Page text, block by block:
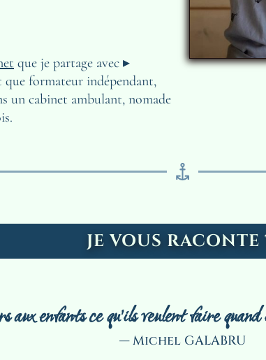
que formateur indépendant,
un cabinet ambulant, nomade
JE VOUS RACONTE
enfants ce qu'ils veulent faire
— Michel GALABRU